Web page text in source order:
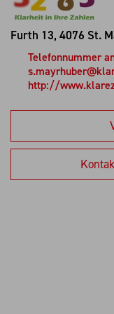
Furth 13, 4076 St.
Telefonnummer
http://